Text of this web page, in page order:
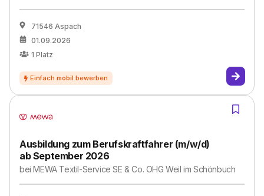
71546 Aspach
01.09.2026
1 Platz
Ausbildung zum Berufskraftfahrer (m/w/d)
ab September 2026
beiMEWA Textil-Service SE & Co. OHG Weil im Schönbuch